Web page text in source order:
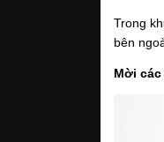
Trong
bên
Mời các